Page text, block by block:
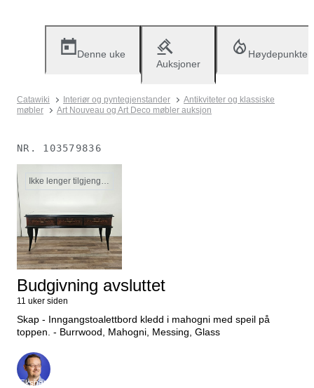
Denne uke
Auksjoner
Høydepunkter
Catawiki Interiør og pyntegjenstander
Antikviteter og klassiske
møbler
Art Nouveau og Art Deco møbler auksjon
NR. 103579836
Ikke lenger tilgjengelig
Budgivning avsluttet
11 uker siden
Skap - Inngangstoalettbord kledd i mahogni med speil på
toppen. - Burrwood, Mahogni, Messing, Glass
Ekspert